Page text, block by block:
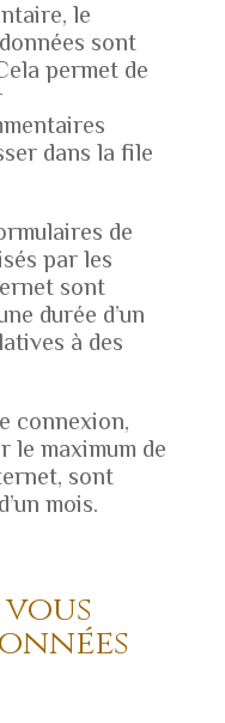
le
sont
permet de
dans la file
de
par les
sont
durée d’un
à des
connexion,
le maximum de
sont
mois.